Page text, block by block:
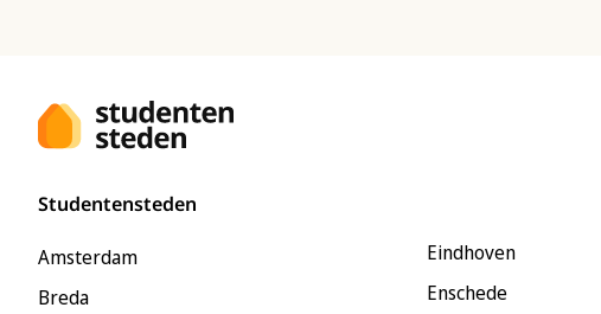
Studentensteden
Amsterdam
Breda
Eindhoven
Enschede